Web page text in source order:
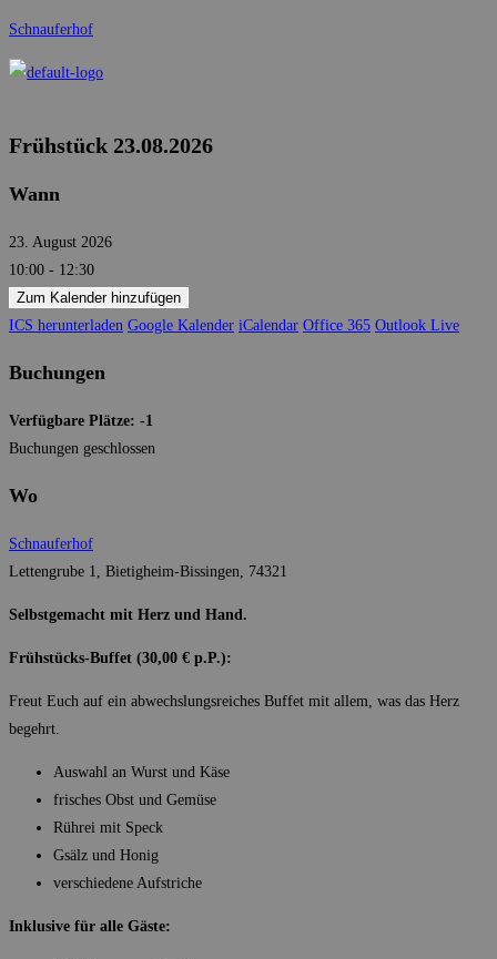
Zum
Inhalt
springen
Schnauferhof
Frühstück 23.08.2026
Wann
23. August 2026
10:00 - 12:30
Zum Kalender hinzufügen
ICS herunterladen Google Kalender iCalendar Office 365 Outlook Live
Buchungen
Verfügbare Plätze: -1
Buchungen geschlossen
Wo
Schnauferhof
Lettengrube 1, Bietigheim-Bissingen, 74321
Selbstgemacht mit Herz und Hand.
Frühstücks-Buffet (30,00 € p.P.):
Freut Euch auf ein abwechslungsreiches Buffet mit allem, was das Herz
begehrt.
Auswahl an Wurst und Käse
frisches Obst und Gemüse
Rührei mit Speck
Gsälz und Honig
verschiedene Aufstriche
Inklusive für alle Gäste: